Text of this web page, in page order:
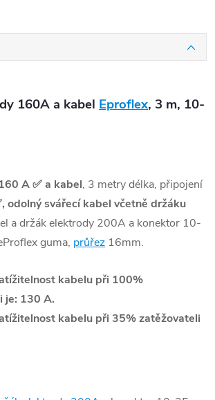
160A a kabel Eproflex, 3 m, 10-
A✅ a kabel, 3 metry délka, připojení
odolný svářecí kabel včetně držáku
a držák elektrody 200A a konektor 10-
guma, průřez 16mm.
kabelu při 100%
je: 130 A.
kabelu při 35% zatěžovateli